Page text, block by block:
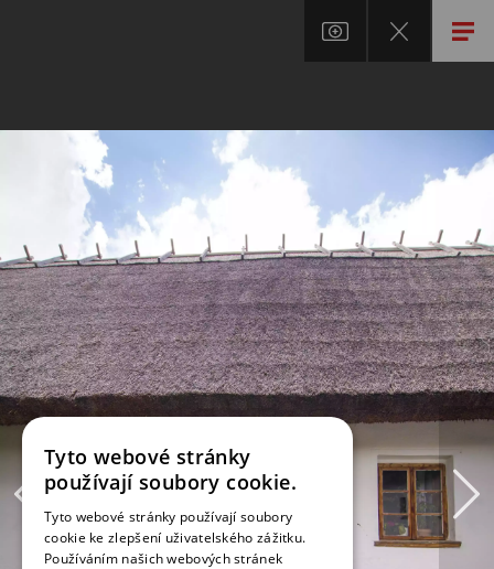
Tyto webové stránky
používají soubory cookie.
Tyto webové stránky používají soubory
cookie ke zlepšení uživatelského zážitku.
Používáním našich webových stránek